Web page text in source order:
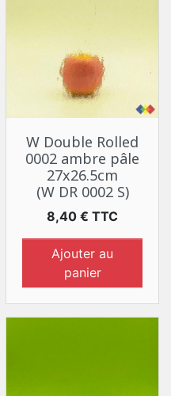
W Double Rolled
0002 ambre pâle
27x26.5cm
(W DR 0002 S)
Prix
8,40 € TTC
Ajouter au
panier